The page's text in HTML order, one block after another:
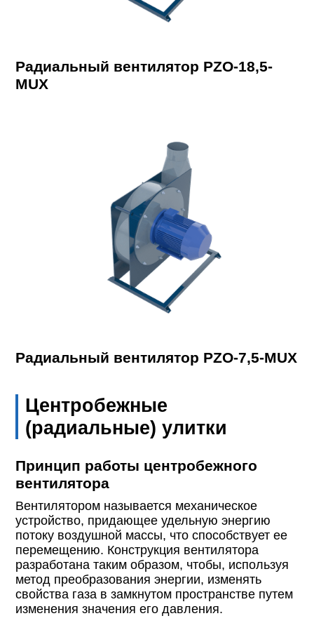
Радиальный вентилятор PZO-18,5-
MUX
Радиальный вентилятор PZO-7,5-MUX
Центробежные
(радиальные) улитки
Принцип работы центробежного
вентилятора
Вентилятором называется механическое
устройство, придающее удельную энергию
потоку воздушной массы, что способствует ее
перемещению. Конструкция вентилятора
разработана таким образом, чтобы, используя
метод преобразования энергии, изменять
свойства газа в замкнутом пространстве путем
изменения значения его давления.